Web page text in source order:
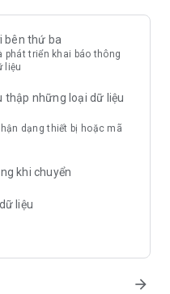
bên thứ ba
phát triển khai báo thông
liệu
thập những loại dữ liệu
dạng thiết bị hoặc mã
khi chuyển
liệu
arrow_forward